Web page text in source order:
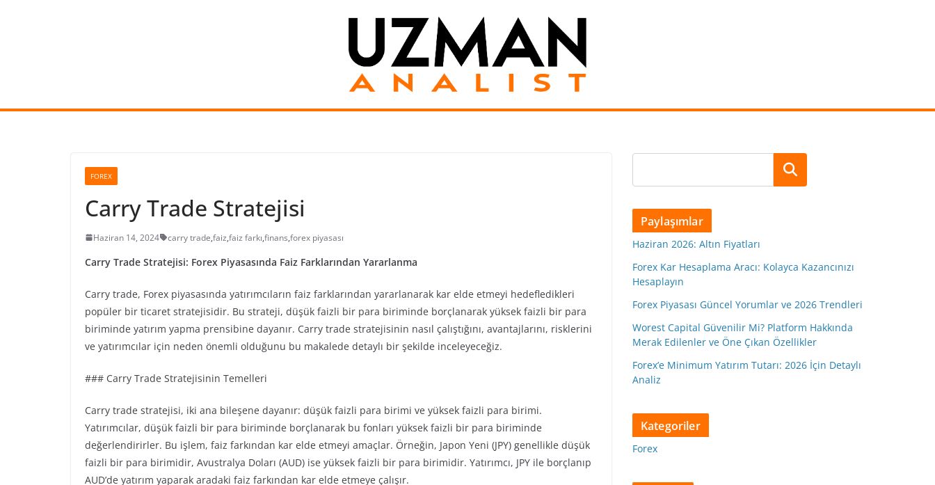
FOREX
Carry Trade Stratejisi
Haziran 14, 2024 carry trade,faiz,faiz farkı,finans,forex piyasası
Carry Trade Stratejisi: Forex Piyasasında Faiz Farklarından Yararlanma
Carry trade, Forex piyasasında yatırımcıların faiz farklarından yararlanarak kar elde etmeyi hedefledikleri
popüler bir ticaret stratejisidir. Bu strateji, düşük faizli bir para biriminde borçlanarak yüksek faizli bir para
biriminde yatırım yapma prensibine dayanır. Carry trade stratejisinin nasıl çalıştığını, avantajlarını, risklerini
ve yatırımcılar için neden önemli olduğunu bu makalede detaylı bir şekilde inceleyeceğiz.
### Carry Trade Stratejisinin Temelleri
Carry trade stratejisi, iki ana bileşene dayanır: düşük faizli para birimi ve yüksek faizli para birimi.
Yatırımcılar, düşük faizli bir para biriminde borçlanarak bu fonları yüksek faizli bir para biriminde
değerlendirirler. Bu işlem, faiz farkından kar elde etmeyi amaçlar. Örneğin, Japon Yeni (JPY) genellikle düşük
faizli bir para birimidir, Avustralya Doları (AUD) ise yüksek faizli bir para birimidir. Yatırımcı, JPY ile borçlanıp
AUD’de yatırım yaparak aradaki faiz farkından kar elde etmeye çalışır.
Ara
Paylaşımlar
Haziran 2026: Altın Fiyatları
Forex Kar Hesaplama Aracı: Kolayca Kazancınızı
Hesaplayın
Forex Piyasası Güncel Yorumlar ve 2026 Trendleri
Worest Capital Güvenilir Mi? Platform Hakkında
Merak Edilenler ve Öne Çıkan Özellikler
Forex’e Minimum Yatırım Tutarı: 2026 İçin Detaylı
Analiz
Kategoriler
Forex